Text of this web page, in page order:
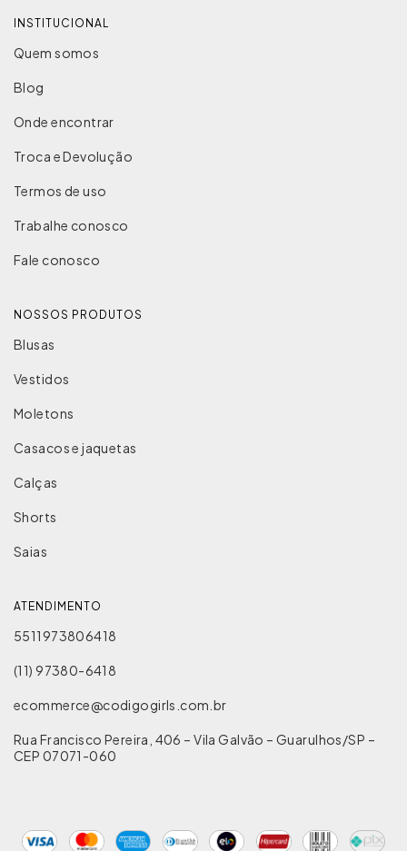
INSTITUCIONAL
Quem somos
Blog
Onde encontrar
Troca e Devolução
Termos de uso
Trabalhe conosco
Fale conosco
NOSSOS PRODUTOS
Blusas
Vestidos
Moletons
Casacos e jaquetas
Calças
Shorts
Saias
ATENDIMENTO
5511973806418
(11) 97380-6418
ecommerce@codigogirls.com.br
Rua Francisco Pereira, 406 – Vila Galvão – Guarulhos/SP –
CEP 07071-060